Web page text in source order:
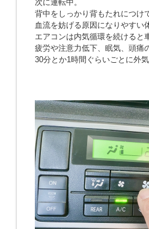
次に運転中。
背中をしっかり背もたれにつけ
血流を妨げる原因になりやすい
エアコンは内気循環を続けると
疲労や注意力低下、眠気、頭痛
30分とか1時間ぐらいごとに外